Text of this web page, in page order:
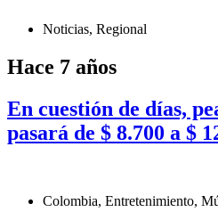
Noticias, Regional
Hace 7 años
En cuestión de días,
pasará de $ 8.700 a $
Colombia, Entretenimiento,